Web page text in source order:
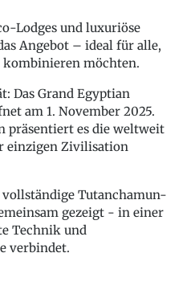
Lodges und luxuriöse
Angebot – ideal für alle,
möchten.
Das Grand Egyptian
am 1. November 2025.
präsentiert es die weltweit
einzigen Zivilisation
vollständige Tutanchamun-
gezeigt - in einer
Technik und
verbindet.